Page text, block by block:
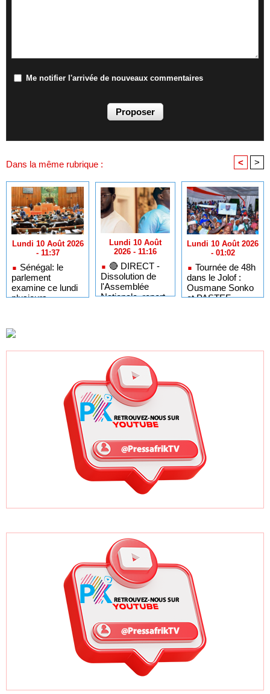
Me notifier l'arrivée de nouveaux commentaires
Dans la même rubrique : < >
Lundi 10 Août 2026
- 11:37
Sénégal: le
parlement
examine ce lundi
plusieurs
encadrer les
«caisses noires»
Lundi 10 Août
2026 - 11:16
🔴​ DIRECT -
Dissolution de
l'Assemblée
Nationale, report
Lundi 10 Août 2026
- 01:02
Tournée de 48h
dans le Jolof :
Ousmane Sonko
et PASTEF